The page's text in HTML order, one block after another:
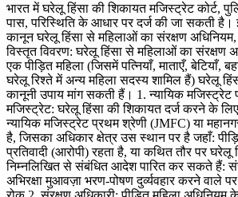
भारत में घरेलू हिंसा की शिकायत मजिस्ट्रेट कोर्ट,
पास, परिस्थिति के आधार पर दर्ज की जा सकती है।
कानून घरेलू हिंसा से महिलाओं का संरक्षण
विस्तृत विवरण: घरेलू हिंसा से महिलाओं का संरक्षण
एक पीड़ित महिला (जिसमें पत्नियाँ, माताएँ, बेटियाँ,
घरेलू रिश्ते में अन्य महिला सदस्य शामिल हैं) घरेलू
कानूनी उपाय मांग सकती हैं। 1. न्यायिक मजिस्ट्रेट
मजिस्ट्रेट: घरेलू हिंसा की शिकायत दर्ज करने के
न्यायिक मजिस्ट्रेट प्रथम श्रेणी (JMFC) या
है, जिसका अधिकार क्षेत्र उस स्थान पर है जहाँ:
प्रतिवादी (आरोपी) रहता है, या कथित तौर पर
निम्नलिखित से संबंधित आदेश पारित कर सकते हैं:
अभिरक्षा मुआवज़ा भरण-पोषण दुर्व्यवहार करने वाले